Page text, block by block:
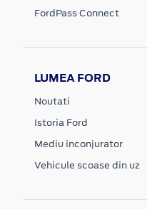
FordPass Connect
LUMEA FORD
Noutati
Istoria Ford
Mediu inconjurator
Vehicule scoase din uz